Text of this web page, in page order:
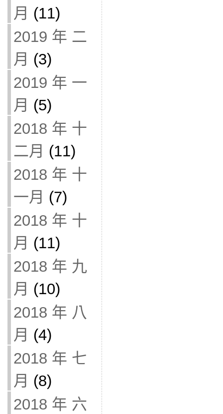
月 (11)
2019 年 二
月 (3)
2019 年 一
月 (5)
2018 年 十
二月 (11)
2018 年 十
一月 (7)
2018 年 十
月 (11)
2018 年 九
月 (10)
2018 年 八
月 (4)
2018 年 七
月 (8)
2018 年 六